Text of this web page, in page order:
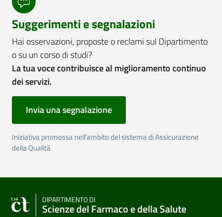
Suggerimenti e segnalazioni
Hai osservazioni, proposte o reclami sul Dipartimento
o su un corso di studi?
La tua voce contribuisce al miglioramento continuo
dei servizi.
Invia una segnalazione
Iniziativa promossa nell'ambito del sistema di Assicurazione
della Qualità
DIPARTIMENTO DI
Scienze del Farmaco e della Salute